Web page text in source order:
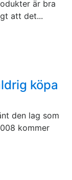
är bra
att det...
köpa
den lag som
kommer